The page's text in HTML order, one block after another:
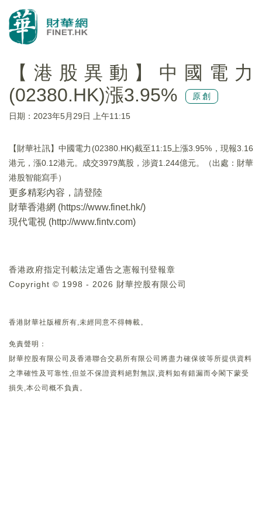
【港股異動】中國電力
(02380.HK)漲3.95%
原創
日期：2023年5月29日 上午11:15
【財華社訊】中國電力(02380.HK)截至11:15上漲3.95%，現報3.16
港元，漲0.12港元。成交3979萬股，涉資1.244億元。（出處：財華
港股智能寫手）
更多精彩內容，請登陸
財華香港網 (https://www.finet.hk/)
現代電視 (http://www.fintv.com)
香港政府指定刊載法定通告之憲報刊登報章
Copyright © 1998 - 2026 財華控股有限公司
香港財華社版權所有,未經同意不得轉載。
免責聲明：
財華控股有限公司及香港聯合交易所有限公司將盡力確保彼等所提供資料
之準確性及可靠性,但並不保證資料絕對無誤,資料如有錯漏而令閣下蒙受
損失,本公司概不負責。